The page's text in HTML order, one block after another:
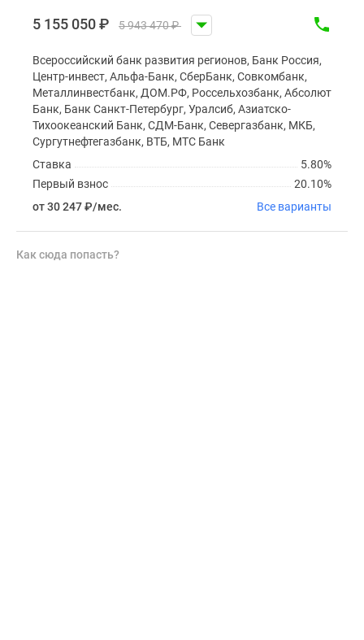
5 155 050₽ 5 943 470₽
Всероссийский банк развития регионов, Банк Россия,
Центр-инвест, Альфа-Банк, СберБанк, Совкомбанк,
Металлинвестбанк, ДОМ.РФ, Россельхозбанк, Абсолют
Банк, Банк Санкт-Петербург, Уралсиб, Азиатско-
Тихоокеанский Банк, СДМ-Банк, Севергазбанк, МКБ,
Сургутнефтегазбанк, ВТБ, МТС Банк
5.80%
Ставка
20.10%
Первый взнос
от 30 247₽/мес. Все варианты
Как сюда попасть?